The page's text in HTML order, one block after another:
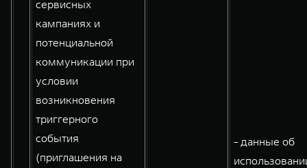
сервисных
кампаниях и
потенциальной
коммуникации при
условии
возникновения
триггерного
события
(приглашения на
- данные об